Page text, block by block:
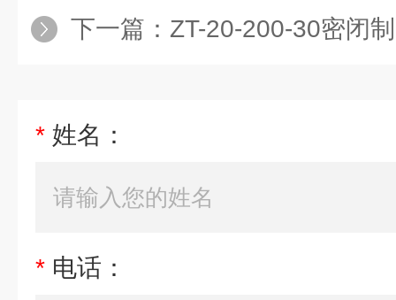
下一篇： ZT-20-200-30密闭制冷加
* 姓名：
* 电话：